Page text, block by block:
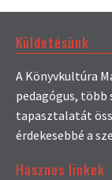
Küldetésünk
A Könyvkultúra
pedagógus, több
tapasztalatát
érdekesebbé a
Hasznos linkek